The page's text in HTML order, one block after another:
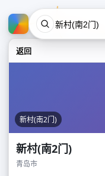
返回
新村(南2门)
新村(南2门)
青岛市